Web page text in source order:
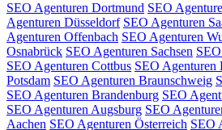
SEO Agenturen Dortmund SEO
Agenturen Düsseldorf SEO Agenturen
Agenturen Offenbach SEO Agenturen
Osnabrück SEO Agenturen Sachsen
SEO Agenturen Cottbus SEO Agenturen
Potsdam SEO Agenturen Braunschweig
SEO Agenturen Brandenburg SEO
SEO Agenturen Augsburg SEO
Aachen SEO Agenturen Österreich SEO